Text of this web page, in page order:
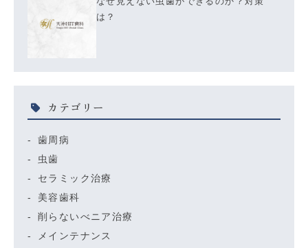
は？
カテゴリー
歯周病
虫歯
セラミック治療
美容歯科
削らないべニア治療
メインテナンス